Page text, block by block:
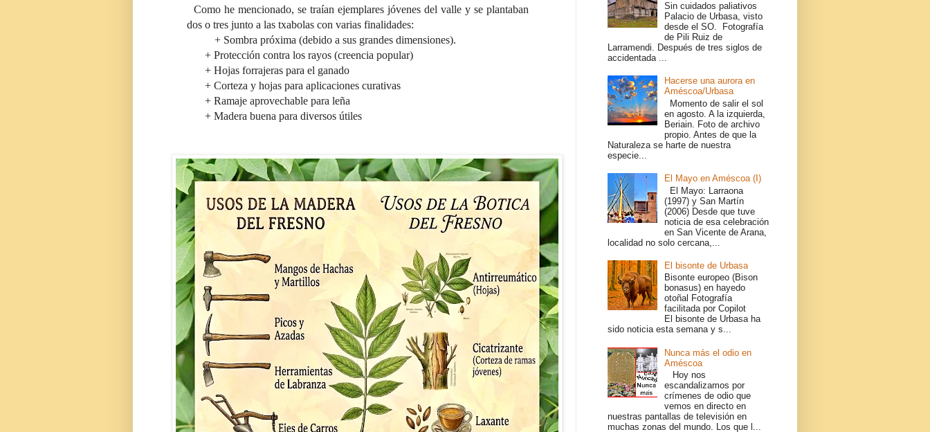
Como he mencionado, se traían ejemplares jóvenes del valle y se plantaban
dos o tres junto a las txabolas con varias finalidades:
+ Sombra próxima (debido a sus grandes dimensiones).
+ Protección contra los rayos (creencia popular)
+ Hojas forrajeras para el ganado
+ Corteza y hojas para aplicaciones curativas
+ Ramaje aprovechable para leña
+ Madera buena para diversos útiles
Sin cuidados paliativos
Palacio de Urbasa, visto
desde el SO. Fotografía
de Pili Ruiz de
Larramendi. Después de tres siglos de
accidentada ...
Hacerse una aurora en
Améscoa/Urbasa
Momento de salir el sol
en agosto. A la izquierda,
Beriain. Foto de archivo
propio. Antes de que la
Naturaleza se harte de nuestra
especie...
El Mayo en Améscoa (I)
El Mayo: Larraona
(1997) y San Martín
(2006) Desde que tuve
noticia de esa celebración
en San Vicente de Arana,
localidad no solo cercana,...
El bisonte de Urbasa
Bisonte europeo (Bison
bonasus) en hayedo
otoñal Fotografía
facilitada por Copilot
El bisonte de Urbasa ha
sido noticia esta semana y s...
Nunca más el odio en
Améscoa
Hoy nos
escandalizamos por
crímenes de odio que
vemos en directo en
nuestras pantallas de televisión en
muchas zonas del mundo. Los que l...